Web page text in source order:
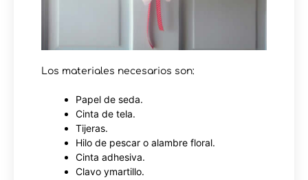
Los materiales necesarios son:
Papel de seda.
Cinta de tela.
Tijeras.
Hilo de pescar o alambre floral.
Cinta adhesiva.
Clavo ymartillo.